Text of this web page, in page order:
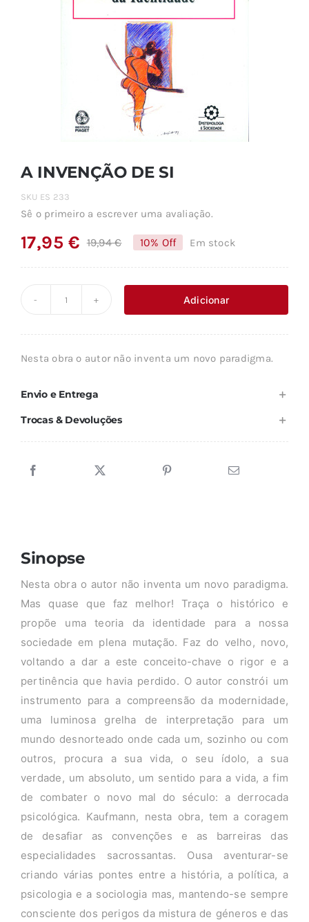
A INVENÇÃO DE SI
SKU ES 233
Sê o primeiro a escrever uma avaliação.
19,94€O
original
era:
17,95€
O
é:
10% Off Em stock
Adicionar
Nesta obra o autor não inventa um novo paradigma.
Envio e Entrega
Trocas & Devoluções
Sinopse
Nesta obra o autor não inventa um novo paradigma.
Mas quase que faz melhor! Traça o histórico e
propõe uma teoria da identidade para a nossa
sociedade em plena mutação. Faz do velho, novo,
voltando a dar a este conceito-chave o rigor e a
pertinência que havia perdido. O autor constrói um
instrumento para a compreensão da modernidade,
uma luminosa grelha de interpretação para um
mundo desnorteado onde cada um, sozinho ou com
outros, procura a sua vida, o seu ídolo, a sua
verdade, um absoluto, um sentido para a vida, a fim
de combater o novo mal do século: a derrocada
psicológica. Kaufmann, nesta obra, tem a coragem
de desafiar as convenções e as barreiras das
especialidades sacrossantas. Ousa aventurar-se
criando várias pontes entre a história, a política, a
psicologia e a sociologia mas, mantendo-se sempre
consciente dos perigos da mistura de géneros e das